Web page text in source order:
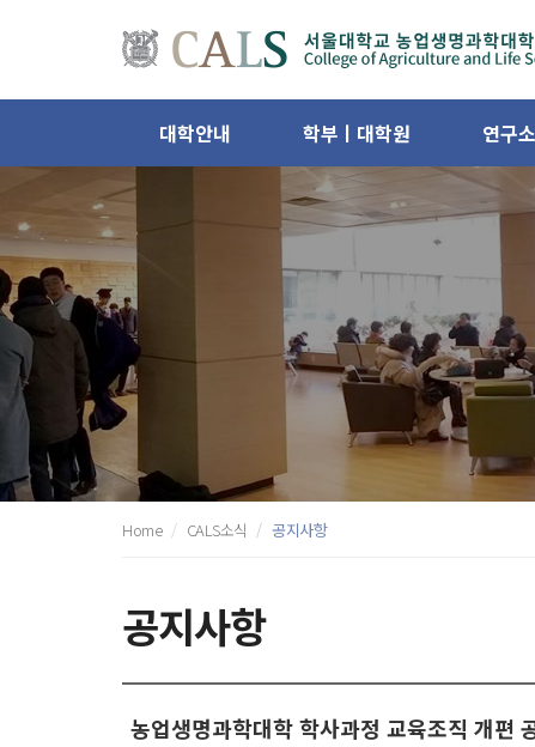
대학안내 학부ㅣ대학원 연구
Home CALS소식 공지사항
공지사항
농업생명과학대학 학사과정 교육조직 개